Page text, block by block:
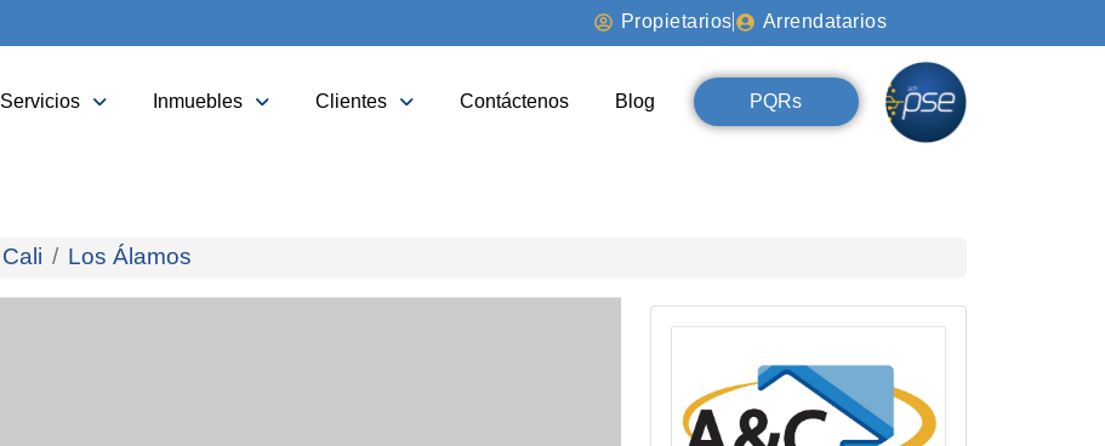
Propietarios Arrendatarios
Servicios Inmuebles Clientes Contáctenos Blog PQRs
Cali Los Álamos